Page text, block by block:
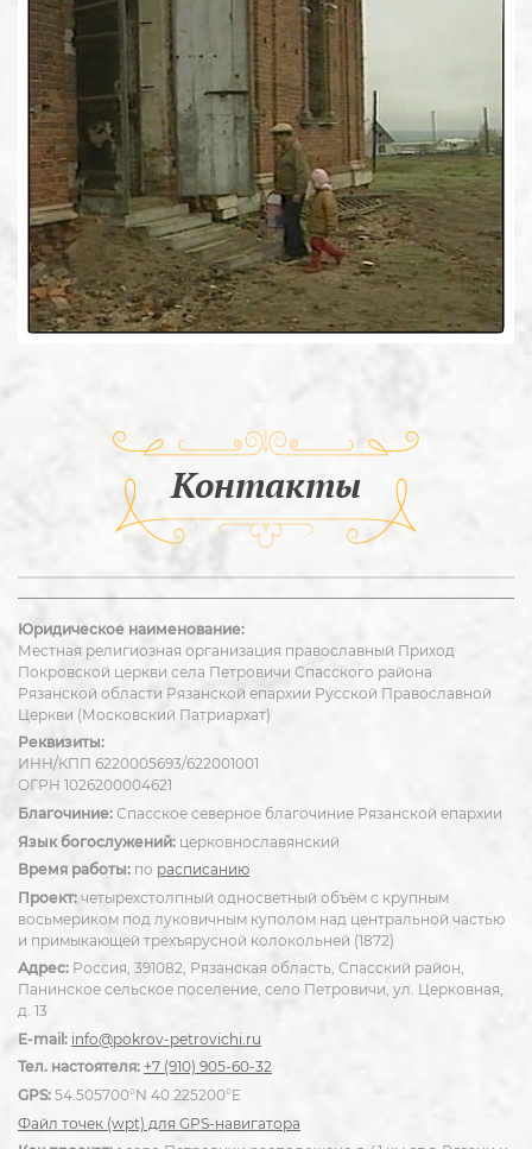
Контакты
Юридическое наименование:
Местная религиозная организация православный Приход
Покровской церкви села Петровичи Спасского района
Рязанской области Рязанской епархии Русской Православной
Церкви (Московский Патриархат)
Реквизиты:
ИНН/КПП 6220005693/622001001
ОГРН 1026200004621
Благочиние: Спасское северное благочиние Рязанской епархии
Язык богослужений: церковнославянский
Время работы: по расписанию
Проект: четырехстолпный односветный объём с крупным
восьмериком под луковичным куполом над центральной частью
и примыкающей трехъярусной колокольней (1872)
Адрес: Россия, 391082, Рязанская область, Спасский район,
Панинское сельское поселение, село Петровичи, ул. Церковная,
д. 13
E-mail: info@pokrov-petrovichi.ru
Тел. настоятеля: +7 (910) 905-60-32
GPS: 54.505700°N 40.225200°E
Файл точек (wpt) для GPS-навигатора